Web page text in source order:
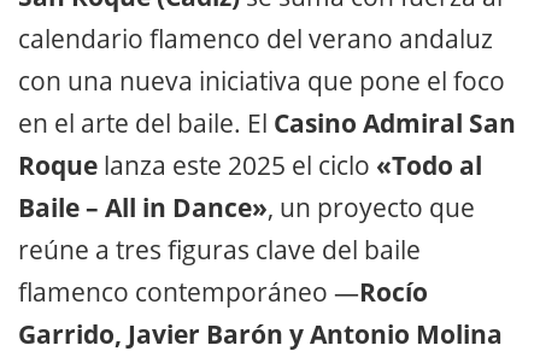
calendario flamenco del verano andaluz
con una nueva iniciativa que pone el foco
en el arte del baile. El Casino Admiral San
Roque lanza este 2025 el ciclo «Todo al
Baile – All in Dance», un proyecto que
reúne a tres figuras clave del baile
flamenco contemporáneo —Rocío
Garrido, Javier Barón y Antonio Molina